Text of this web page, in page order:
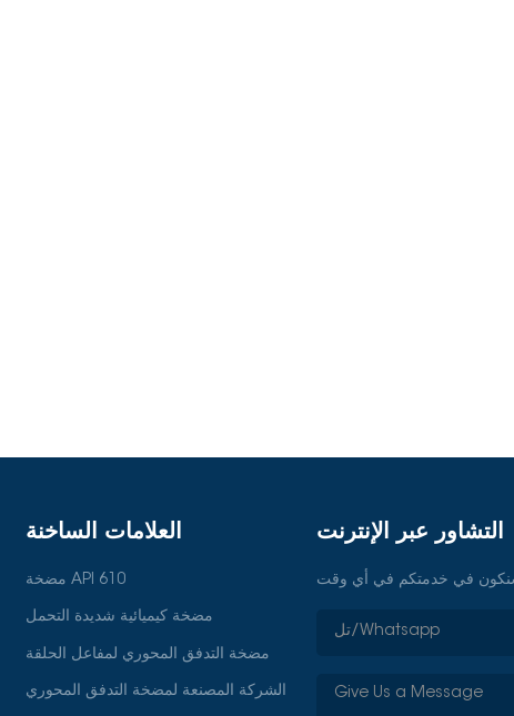
العلامات الساخنة
مضخة API 610
مضخة كيميائية شديدة التحمل
مضخة التدفق المحوري لمفاعل الحلقة
الشركة المصنعة لمضخة التدفق المحوري
التشاور عبر الإنترنت